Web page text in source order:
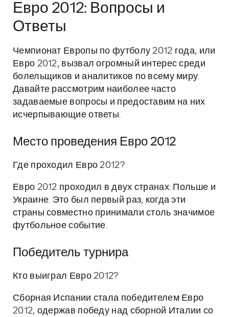
Евро 2012: Вопросы и
Ответы
Чемпионат Европы по футболу 2012 года, или
Евро 2012, вызвал огромный интерес среди
болельщиков и аналитиков по всему миру.
Давайте рассмотрим наиболее часто
задаваемые вопросы и предоставим на них
исчерпывающие ответы.
Место проведения Евро 2012
Где проходил Евро 2012?
Евро 2012 проходил в двух странах: Польше и
Украине. Это был первый раз, когда эти
страны совместно принимали столь значимое
футбольное событие.
Победитель турнира
Кто выиграл Евро 2012?
Сборная Испании стала победителем Евро
2012, одержав победу над сборной Италии со